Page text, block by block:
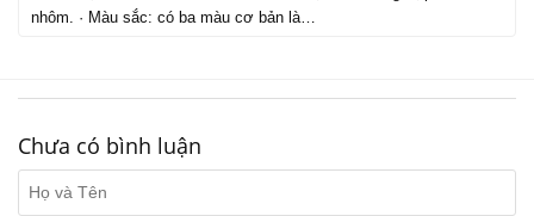
nhôm. · Màu sắc: có ba màu cơ bản là…
Chưa có bình luận